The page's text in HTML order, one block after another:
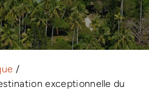
exceptionnelle du